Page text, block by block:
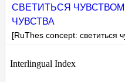
СВЕТИТЬСЯ ЧУВСТВОМ
ЧУВСТВА
[RuThes concept: светиться
Interlingual Index